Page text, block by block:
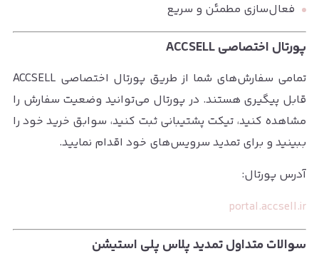
فعال‌سازی مطمئن و سریع
پورتال اختصاصی ACCSELL
تمامی سفارش‌های شما از طریق پورتال اختصاصی ACCSELL
قابل پیگیری هستند. در پورتال می‌توانید وضعیت سفارش را
مشاهده کنید، تیکت پشتیبانی ثبت کنید، سوابق خرید خود را
ببینید و برای تمدید سرویس‌های خود اقدام نمایید.
آدرس پورتال:
portal.accsell.ir
سوالات متداول تمدید پلاس پلی استیشن